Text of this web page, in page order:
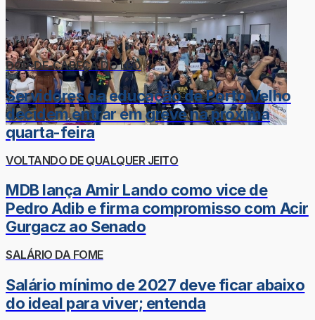
DOR-DE-CABEÇA DO LÉO
Servidores da educação de Porto Velho
decidem entrar em greve na próxima
quarta-feira
VOLTANDO DE QUALQUER JEITO
MDB lança Amir Lando como vice de
Pedro Adib e firma compromisso com Acir
Gurgacz ao Senado
SALÁRIO DA FOME
Salário mínimo de 2027 deve ficar abaixo
do ideal para viver; entenda